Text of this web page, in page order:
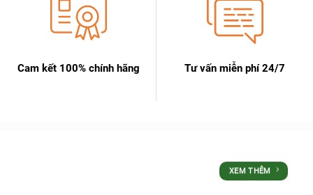
Cam kết 100% chính hãng Tư vấn miễn phí 24/7
XEM THÊM